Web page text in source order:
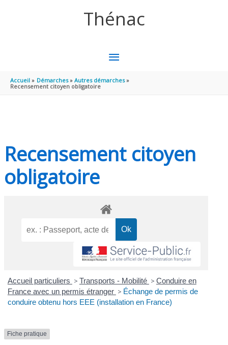
Thénac
MENU
PRINCIPAL
Accueil Démarches
Autres démarches
Recensement citoyen obligatoire
Recensement citoyen
obligatoire
Accueil particuliers > Transports - Mobilité > Conduire en
France avec un permis étranger > Échange de permis de
conduire obtenu hors EEE (installation en France)
Fiche pratique